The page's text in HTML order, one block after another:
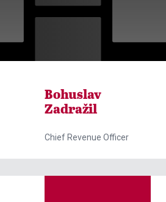
Bohuslav
Zadražil
Chief Revenue Officer